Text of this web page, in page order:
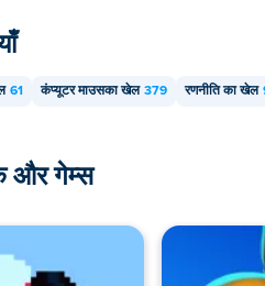
61 कंप्यूटर माउसका खेल 379 रणनीति का खेल
और गेम्स